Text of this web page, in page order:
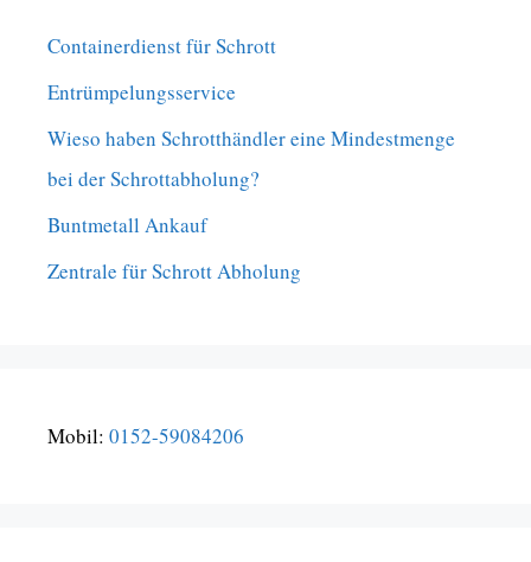
Containerdienst für Schrott
Entrümpelungsservice
Wieso haben Schrotthändler eine Mindestmenge
bei der Schrottabholung?
Buntmetall Ankauf
Zentrale für Schrott Abholung
Mobil: 0152-59084206